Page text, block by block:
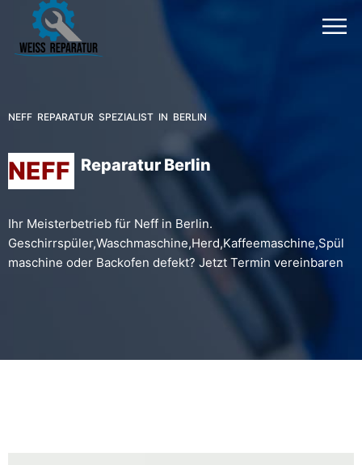
NEFF REPARATUR SPEZIALIST IN BERLIN
NEFF Reparatur Berlin
Ihr Meisterbetrieb für Neff in Berlin.
Geschirrspüler,Waschmaschine,Herd,Kaffeemaschine,Spül
maschine oder Backofen defekt? Jetzt Termin vereinbaren